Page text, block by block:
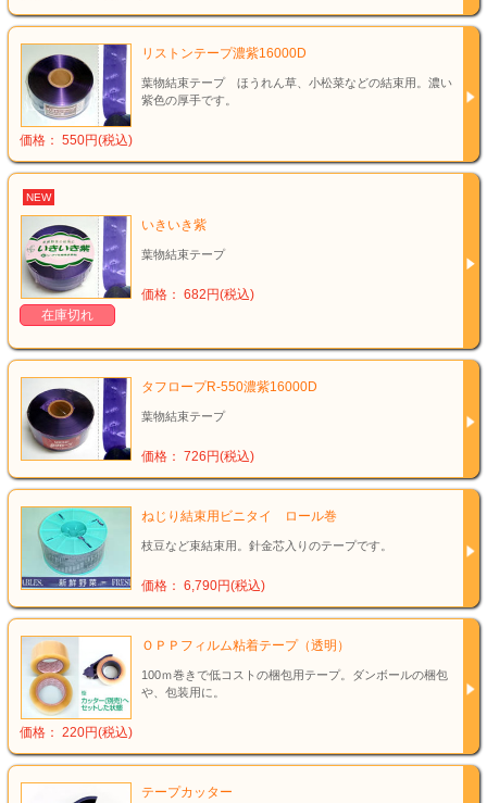
リストンテープ濃紫16000D
葉物結束テープ ほうれん草、小松菜などの結束用。濃い
紫色の厚手です。
価格： 550円(税込)
NEW
いきいき紫
葉物結束テープ
価格： 682円(税込)
在庫切れ
タフロープR-550濃紫16000D
葉物結束テープ
価格： 726円(税込)
ねじり結束用ビニタイ ロール巻
枝豆など束結束用。針金芯入りのテープです。
価格： 6,790円(税込)
ＯＰＰフィルム粘着テープ（透明）
100ｍ巻きで低コストの梱包用テープ。ダンボールの梱包
や、包装用に。
価格： 220円(税込)
テープカッター